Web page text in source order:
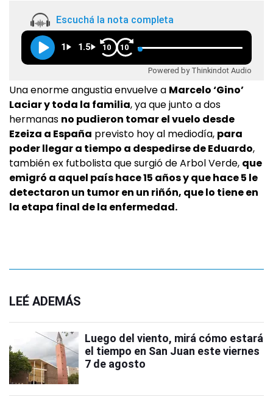
Escuchá la nota completa
1 1.5 10 10
Powered by Thinkindot Audio
Una enorme angustia envuelve a Marcelo ‘Gino’
Laciar y toda la familia, ya que junto a dos
hermanas no pudieron tomar el vuelo desde
Ezeiza a España previsto hoy al mediodía, para
poder llegar a tiempo a despedirse de Eduardo,
también ex futbolista que surgió de Arbol Verde, que
emigró a aquel país hace 15 años y que hace 5 le
detectaron un tumor en un riñón, que lo tiene en
la etapa final de la enfermedad.
LEÉ ADEMÁS
Luego del viento, mirá cómo estará
el tiempo en San Juan este viernes
7 de agosto